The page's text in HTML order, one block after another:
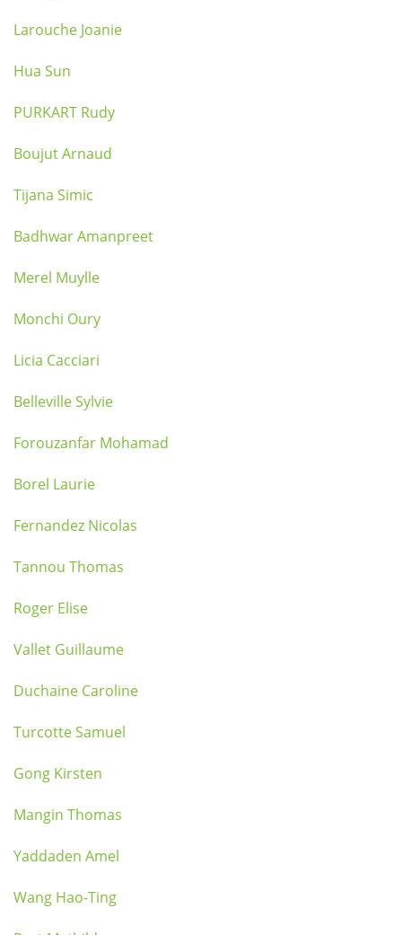
Larouche Joanie
Hua Sun
PURKART Rudy
Boujut Arnaud
Tijana Simic
Badhwar Amanpreet
Merel Muylle
Monchi Oury
Licia Cacciari
Belleville Sylvie
Forouzanfar Mohamad
Borel Laurie
Fernandez Nicolas
Tannou Thomas
Roger Elise
Vallet Guillaume
Duchaine Caroline
Turcotte Samuel
Gong Kirsten
Mangin Thomas
Yaddaden Amel
Wang Hao-Ting